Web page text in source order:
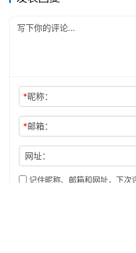
*昵称：
*邮箱：
网址：
记住昵称、邮箱和网址，下次